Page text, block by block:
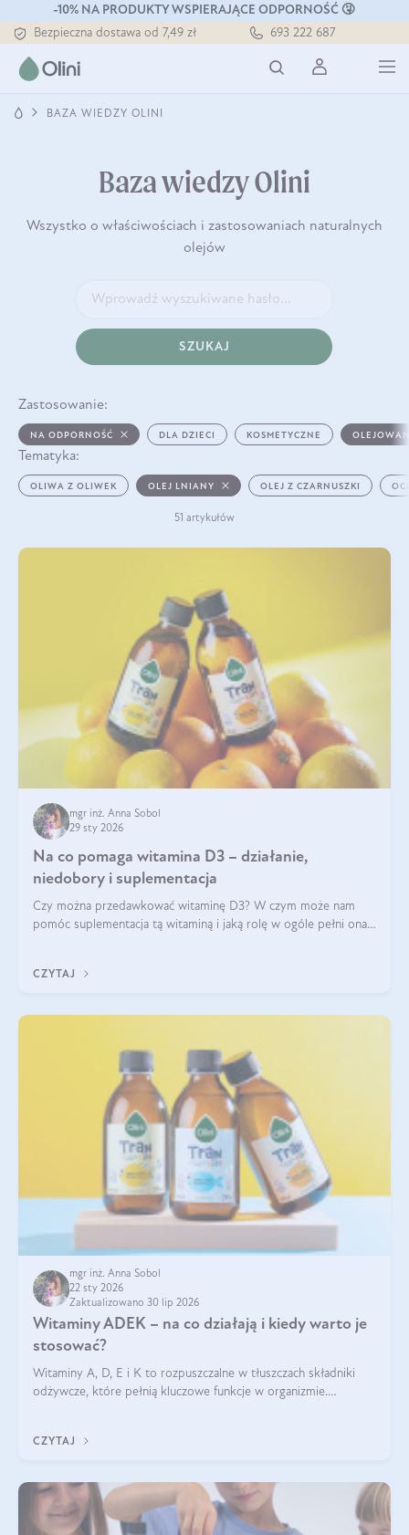
-10% NA PRODUKTY WSPIERAJĄCE ODPORNOŚĆ 🤧
Tłoczony zawsze na zimno
Bezpieczna dostawa od 7,49 zł
Tłoczony zawsze na zimno
693 222 687
BAZA WIEDZY OLINI
Baza wiedzy Olini
Wszystko o właściwościach i zastosowaniach naturalnych
olejów
SZUKAJ
Zastosowanie:
NA ODPORNOŚĆ DLA DZIECI KOSMETYCZNE
Tematyka:
OLIWA Z OLIWEK OLEJ LNIANY OLEJ Z CZARNUSZKI
51 artykułów
mgr inż. Anna Sobol
29 sty 2026
Na co pomaga witamina D3 – działanie,
niedobory i suplementacja
Czy można przedawkować witaminę D3? W czym może nam
pomóc suplementacja tą witaminą i jaką rolę w ogóle pełni ona
robić?
CZYTAJ
mgr inż. Anna Sobol
22 sty 2026
Zaktualizowano 30 lip 2026
Witaminy ADEK – na co działają i kiedy warto je
stosować?
Witaminy A, D, E i K to rozpuszczalne w tłuszczach składniki
odżywcze, które pełnią kluczowe funkcje w organizmie.
CZYTAJ